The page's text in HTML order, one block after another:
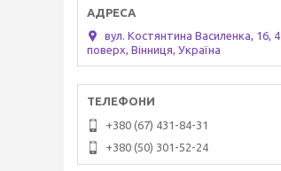
вул. Костянтина Василенка, 16, 4
поверх, Вінниця, Україна
+380 (67) 431-84-31
+380 (50) 301-52-24